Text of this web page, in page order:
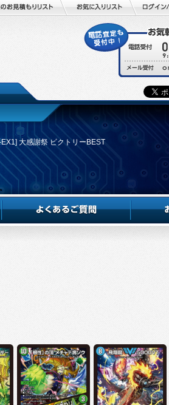
EX1] 大感謝祭 ビクトリーBEST